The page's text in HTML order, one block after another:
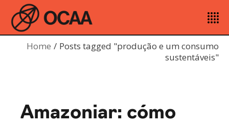
Home
Posts tagged "produção e um consumo
sustentáveis"
Amazoniar: cómo